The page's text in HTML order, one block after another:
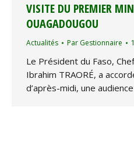
VISITE DU PREMIER
OUAGADOUGOU
Actualités Par Gestionnaire
Le Président du Faso,
Ibrahim TRAORÉ, a
d’après-midi, une audience